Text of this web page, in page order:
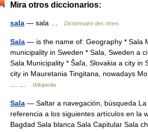
Mira otros diccionarios:
sala — sala … Dictionnaire des rimes
Sala — is the name of: Geography * Sala
municipality in Sweden * Sala, Sweden a
Sala Municipality * Šaľa, Slovakia a city in
city in Mauretania Tingitana, nowadays
Wikipedia
Sala — Saltar a navegación, búsqueda
referencia a los siguientes artículos en la
Bagdad Sala blanca Sala Capitular Sala